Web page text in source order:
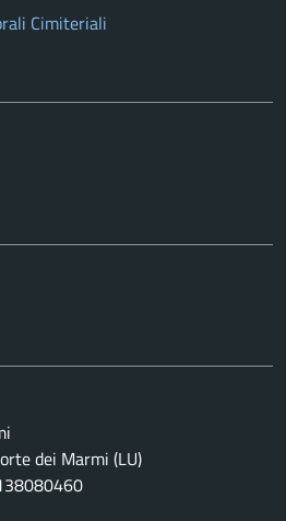
Cimiteriali
dei Marmi (LU)